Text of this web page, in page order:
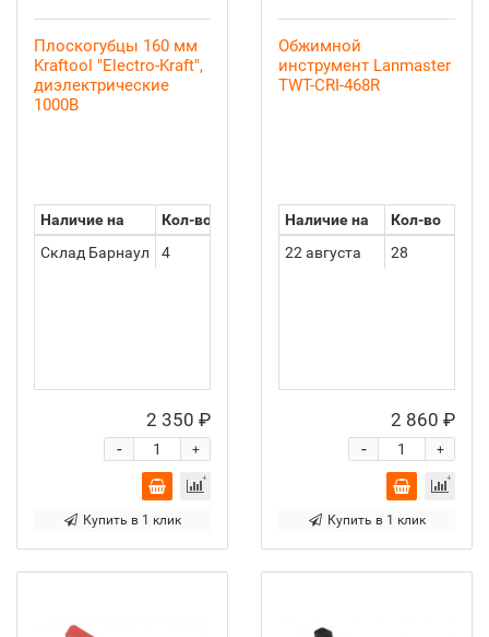
Плоскогубцы 160 мм
Kraftool "Electro-Kraft",
диэлектрические
1000В
Наличие на
Кол-во
Склад Барнаул
4
2 350 ₽
+
-
Купить в 1 клик
Обжимной
инструмент Lanmaster
TWT-CRI-468R
Наличие на
Кол-во
22 августа
28
2 860 ₽
+
-
Купить в 1 клик